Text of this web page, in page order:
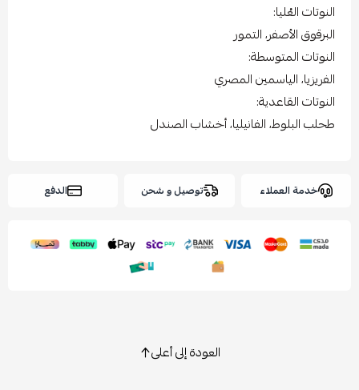
النوتات العُليا:
البرقوق الأصفر، التمور
النوتات المتوسطة:
الفريزيا، الياسمين المصري
النوتات القاعدية:
طحلب البلوط، الفانيليا، أخشاب الصندل
خدمة العملاء توصيل و شحن الدفع
العودة إلى أعلى